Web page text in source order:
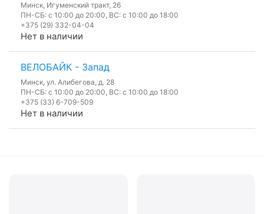
Минск, Игуменский тракт, 26
ПН-СБ: с 10:00 до 20:00, ВС: с 10:00 до 18:00
+375 (29) 332-04-04
Нет в наличии
ВЕЛОБАЙК - Запад
Минск, ул. Алибегова, д. 28
ПН-СБ: с 10:00 до 20:00, ВС: с 10:00 до 18:00
+375 (33) 6-709-509
Нет в наличии